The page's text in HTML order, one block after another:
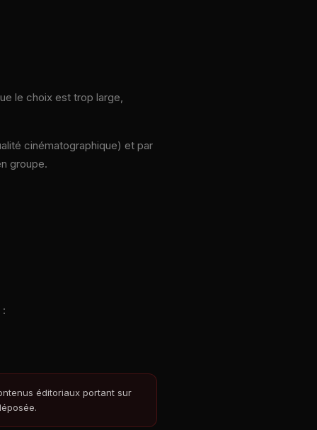
le choix est trop large,
cinématographique) et par
groupe.
éditoriaux portant sur